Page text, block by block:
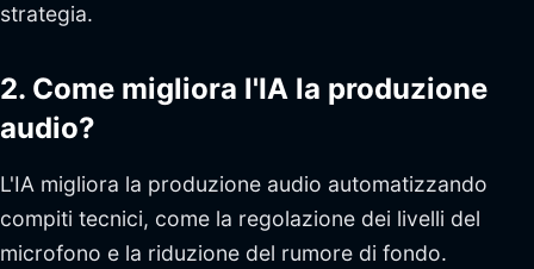
strategia.
2. Come migliora l'IA la produzione
audio?
L'IA migliora la produzione audio automatizzando
compiti tecnici, come la regolazione dei livelli del
microfono e la riduzione del rumore di fondo.